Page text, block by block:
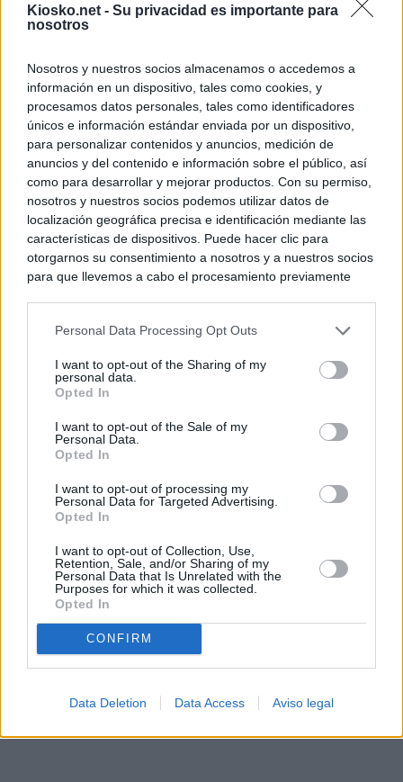
Kiosko.net - Su privacidad es importante para
nosotros
Nosotros y nuestros socios almacenamos o accedemos a
información en un dispositivo, tales como cookies, y
procesamos datos personales, tales como identificadores
únicos e información estándar enviada por un dispositivo,
para personalizar contenidos y anuncios, medición de
anuncios y del contenido e información sobre el público, así
como para desarrollar y mejorar productos. Con su permiso,
nosotros y nuestros socios podemos utilizar datos de
localización geográfica precisa e identificación mediante las
características de dispositivos. Puede hacer clic para
otorgarnos su consentimiento a nosotros y a nuestros socios
para que llevemos a cabo el procesamiento previamente
negar su consentimiento. Tenga en cuenta que algún
de su consentimiento, pero usted tiene el derecho de
rechazar tal procesamiento. Sus preferencias se aplicarán
cualquier momento entrando de nuevo en este sitio web o
visitando nuestra política de privacidad.
Personal Data Processing Opt Outs
I want to opt-out of the Sharing of my
personal data.
Opted In
I want to opt-out of the Sale of my
Personal Data.
Opted In
I want to opt-out of processing my
Personal Data for Targeted Advertising.
Opted In
I want to opt-out of Collection, Use,
Retention, Sale, and/or Sharing of my
Personal Data that Is Unrelated with the
Purposes for which it was collected.
Opted In
CONFIRM
Data Deletion Data Access Aviso legal